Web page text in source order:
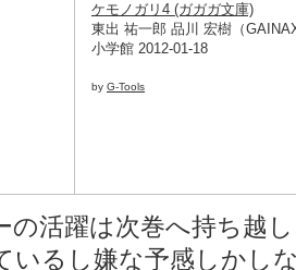
ケモノガリ4 (ガガガ文庫)
東出 祐一郎 品川 宏樹（
小学館 2012-01-18
by G-Tools
活躍は次巻へ持ち越
るし嫌な予感しかし